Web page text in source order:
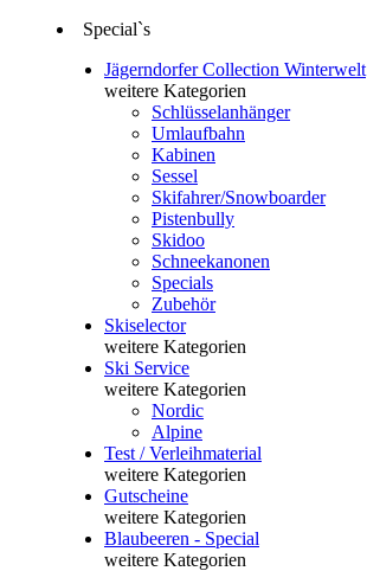
Special`s
Jägerndorfer Collection Winterwelt
weitere Kategorien
Schlüsselanhänger
Umlaufbahn
Kabinen
Sessel
Skifahrer/Snowboarder
Pistenbully
Skidoo
Schneekanonen
Specials
Zubehör
Skiselector
weitere Kategorien
Ski Service
weitere Kategorien
Nordic
Alpine
Test / Verleihmaterial
weitere Kategorien
Gutscheine
weitere Kategorien
Blaubeeren - Special
weitere Kategorien